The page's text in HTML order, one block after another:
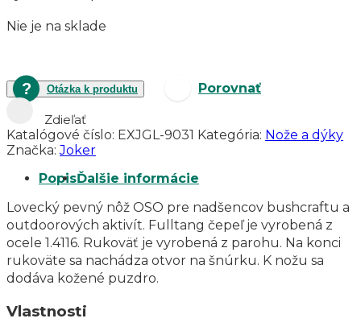
Nie je na sklade
Otázka k produktu Porovnať
Zdieľať
Katalógové číslo: EXJGL-9031 Kategória: Nože a dýky
Značka:Joker
PopisĎalšie informácie
Lovecký pevný nôž OSO pre nadšencov bushcraftu a
outdoorových aktivít. Fulltang čepeľ je vyrobená z
ocele 1.4116. Rukoväť je vyrobená z parohu. Na konci
rukoväte sa nachádza otvor na šnúrku. K nožu sa
dodáva kožené puzdro.
Vlastnosti